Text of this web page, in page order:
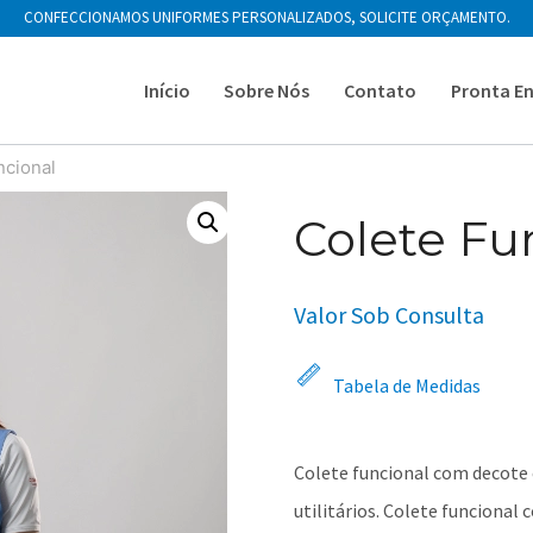
CONFECCIONAMOS UNIFORMES PERSONALIZADOS, SOLICITE ORÇAMENTO.
Início Sobre Nós Contato Pronta
Colete
Valor Sob Consulta
Tabela de Medidas
Colete funcional com
utilitários. Colete funcional